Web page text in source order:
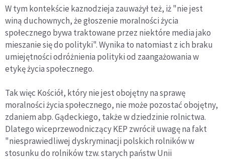
W tym kontekście kaznodzieja zauważył też, iż "nie jest
winą duchownych, że głoszenie moralności życia
społecznego bywa traktowane przez niektóre media jako
mieszanie się do polityki". Wynika to natomiast z ich braku
umiejętności odróżnienia polityki od zaangażowania w
etykę życia społecznego.
Tak więc Kościół, który nie jest obojętny na sprawę
moralności życia społecznego, nie może pozostać obojętny,
zdaniem abp. Gądeckiego, także w dziedzinie rolnictwa.
Dlatego wiceprzewodniczący KEP zwrócił uwagę na fakt
"niesprawiedliwej dyskryminacji polskich rolników w
stosunku do rolników tzw. starych państw Unii